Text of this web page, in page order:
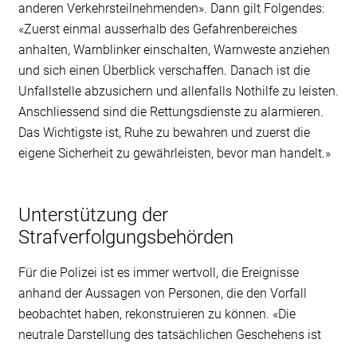
anderen Verkehrsteilnehmenden». Dann gilt Folgendes:
«Zuerst einmal ausserhalb des Gefahrenbereiches
anhalten, Warnblinker einschalten, Warnweste anziehen
und sich einen Überblick verschaffen. Danach ist die
Unfallstelle abzusichern und allenfalls Nothilfe zu leisten.
Anschliessend sind die Rettungsdienste zu alarmieren.
Das Wichtigste ist, Ruhe zu bewahren und zuerst die
eigene Sicherheit zu gewährleisten, bevor man handelt.»
Unterstützung der
Strafverfolgungsbehörden
Für die Polizei ist es immer wertvoll, die Ereignisse
anhand der Aussagen von Personen, die den Vorfall
beobachtet haben, rekonstruieren zu können. «Die
neutrale Darstellung des tatsächlichen Geschehens ist